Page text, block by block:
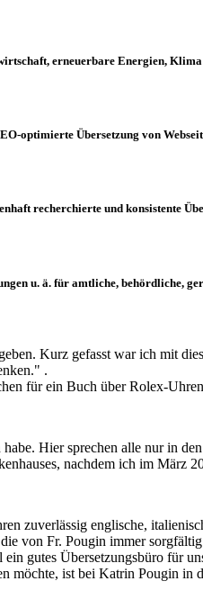
erneuerbare Energien, Klima
optimierte Übersetzung von
recherchierte und konsistente
u. ä. für amtliche, behördliche,
Kurz gefasst war ich mit
.
für ein Buch über Rolex-
Hier sprechen alle nur in
nachdem ich im
zuverlässig englische,
von Fr. Pougin immer
gutes Übersetzungsbüro für
möchte, ist bei Katrin Pougin in